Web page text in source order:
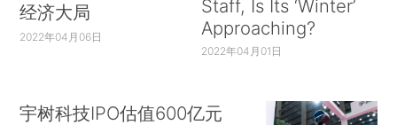
经济大局
2022年04月06日
Staff, Is Its ‘Winter’
Approaching?
2022年04月01日
宇树科技IPO估值600亿元